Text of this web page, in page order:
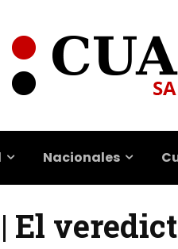
Nacionales
El